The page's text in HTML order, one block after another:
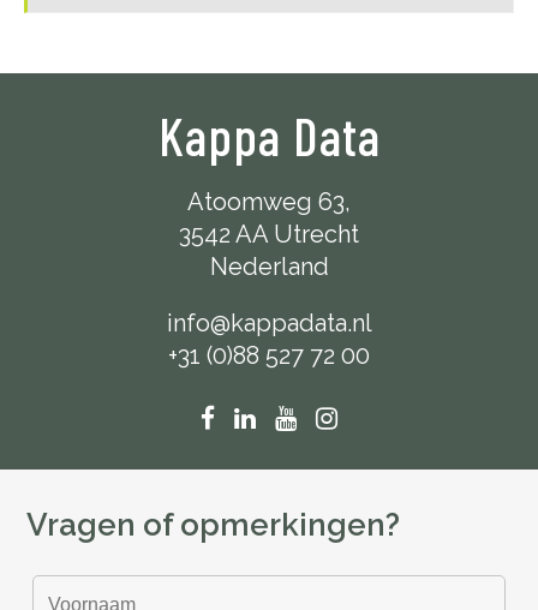
Kappa Data
Atoomweg 63,
3542 AA Utrecht
Nederland
info@kappadata.nl
+31 (0)88 527 72 00
Vragen of opmerkingen?